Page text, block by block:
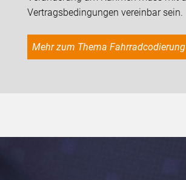
Vertragsbedingungen vereinbar sein.
Mehr zum Thema Fahrradcodierung